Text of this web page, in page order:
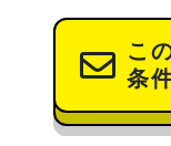
こ
条